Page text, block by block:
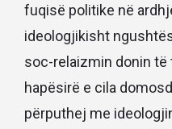
fuqisë politike në
ideologjikisht
soc-relaizmin donin
hapësirë e cila
përputhej me